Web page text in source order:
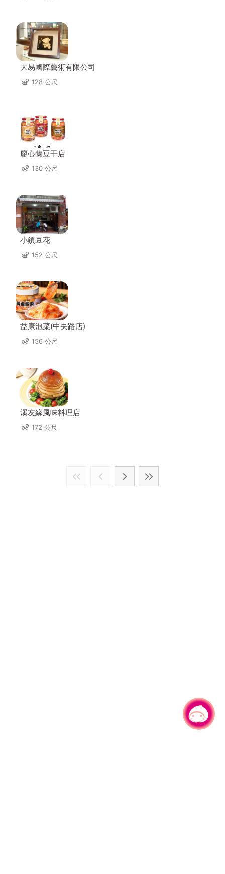
大易國際藝術有限公司
128 公尺
廖心蘭豆干店
130 公尺
小鎮豆花
152 公尺
益康泡菜(中央路店)
156 公尺
溪友緣風味料理店
172 公尺